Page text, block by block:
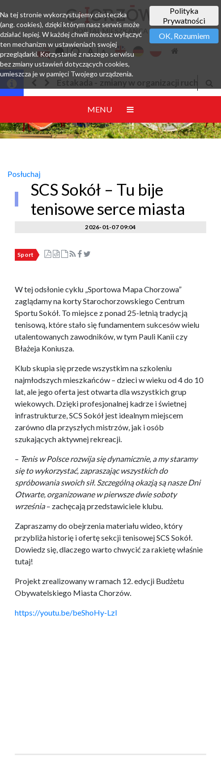
PORTAL MIESZKAŃCA
w organizacji ruchuJesteśmy w EZD
MENU
Posłuchaj
SCS Sokół – Tu bije
tenisowe serce miasta
2026-01-07 09:04
Sport
W tej odsłonie cyklu „Sportowa Mapa Chorzowa”
zaglądamy na korty Starochorzowskiego Centrum
Sportu Sokół. To miejsce z ponad 25-letnią tradycją
tenisową, które stało się fundamentem sukcesów wielu
utalentowanych zawodników, w tym Pauli Kanii czy
Błażeja Koniusza.
Klub skupia się przede wszystkim na szkoleniu
najmłodszych mieszkańców – dzieci w wieku od 4 do 10
lat, ale jego oferta jest otwarta dla wszystkich grup
wiekowych. Dzięki profesjonalnej kadrze i świetnej
infrastrukturze, SCS Sokół jest idealnym miejscem
zarówno dla przyszłych mistrzów, jak i osób
szukających aktywnej rekreacji.
– Tenis w Polsce rozwija się dynamicznie, a my staramy
się to wykorzystać, zapraszając wszystkich do
spróbowania swoich sił. Szczególną okazją są nasze Dni
Otwarte, organizowane w pierwsze dwie soboty
września– zachęcają przedstawiciele klubu.
Zapraszamy do obejrzenia materiału wideo, który
przybliża historię i ofertę sekcji tenisowej SCS Sokół.
Dowiedz się, dlaczego warto chwycić za rakietę właśnie
tutaj!
Projekt zrealizowany w ramach 12. edycji Budżetu
Obywatelskiego Miasta Chorzów.
https://youtu.be/beShoHy-LzI
Polityka
Prywatności
OK, Rozumiem
Na tej stronie wykorzystujemy ciasteczka
(ang. cookies), dzięki którym nasz serwis może
działać lepiej. W każdej chwili możesz wyłączyć
ten mechanizm w ustawieniach swojej
przeglądarki. Korzystanie z naszego serwisu
bez zmiany ustawień dotyczących cookies,
umieszcza je w pamięci Twojego urządzenia.